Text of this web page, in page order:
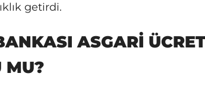
getirdi.
ASGARİ
MU?